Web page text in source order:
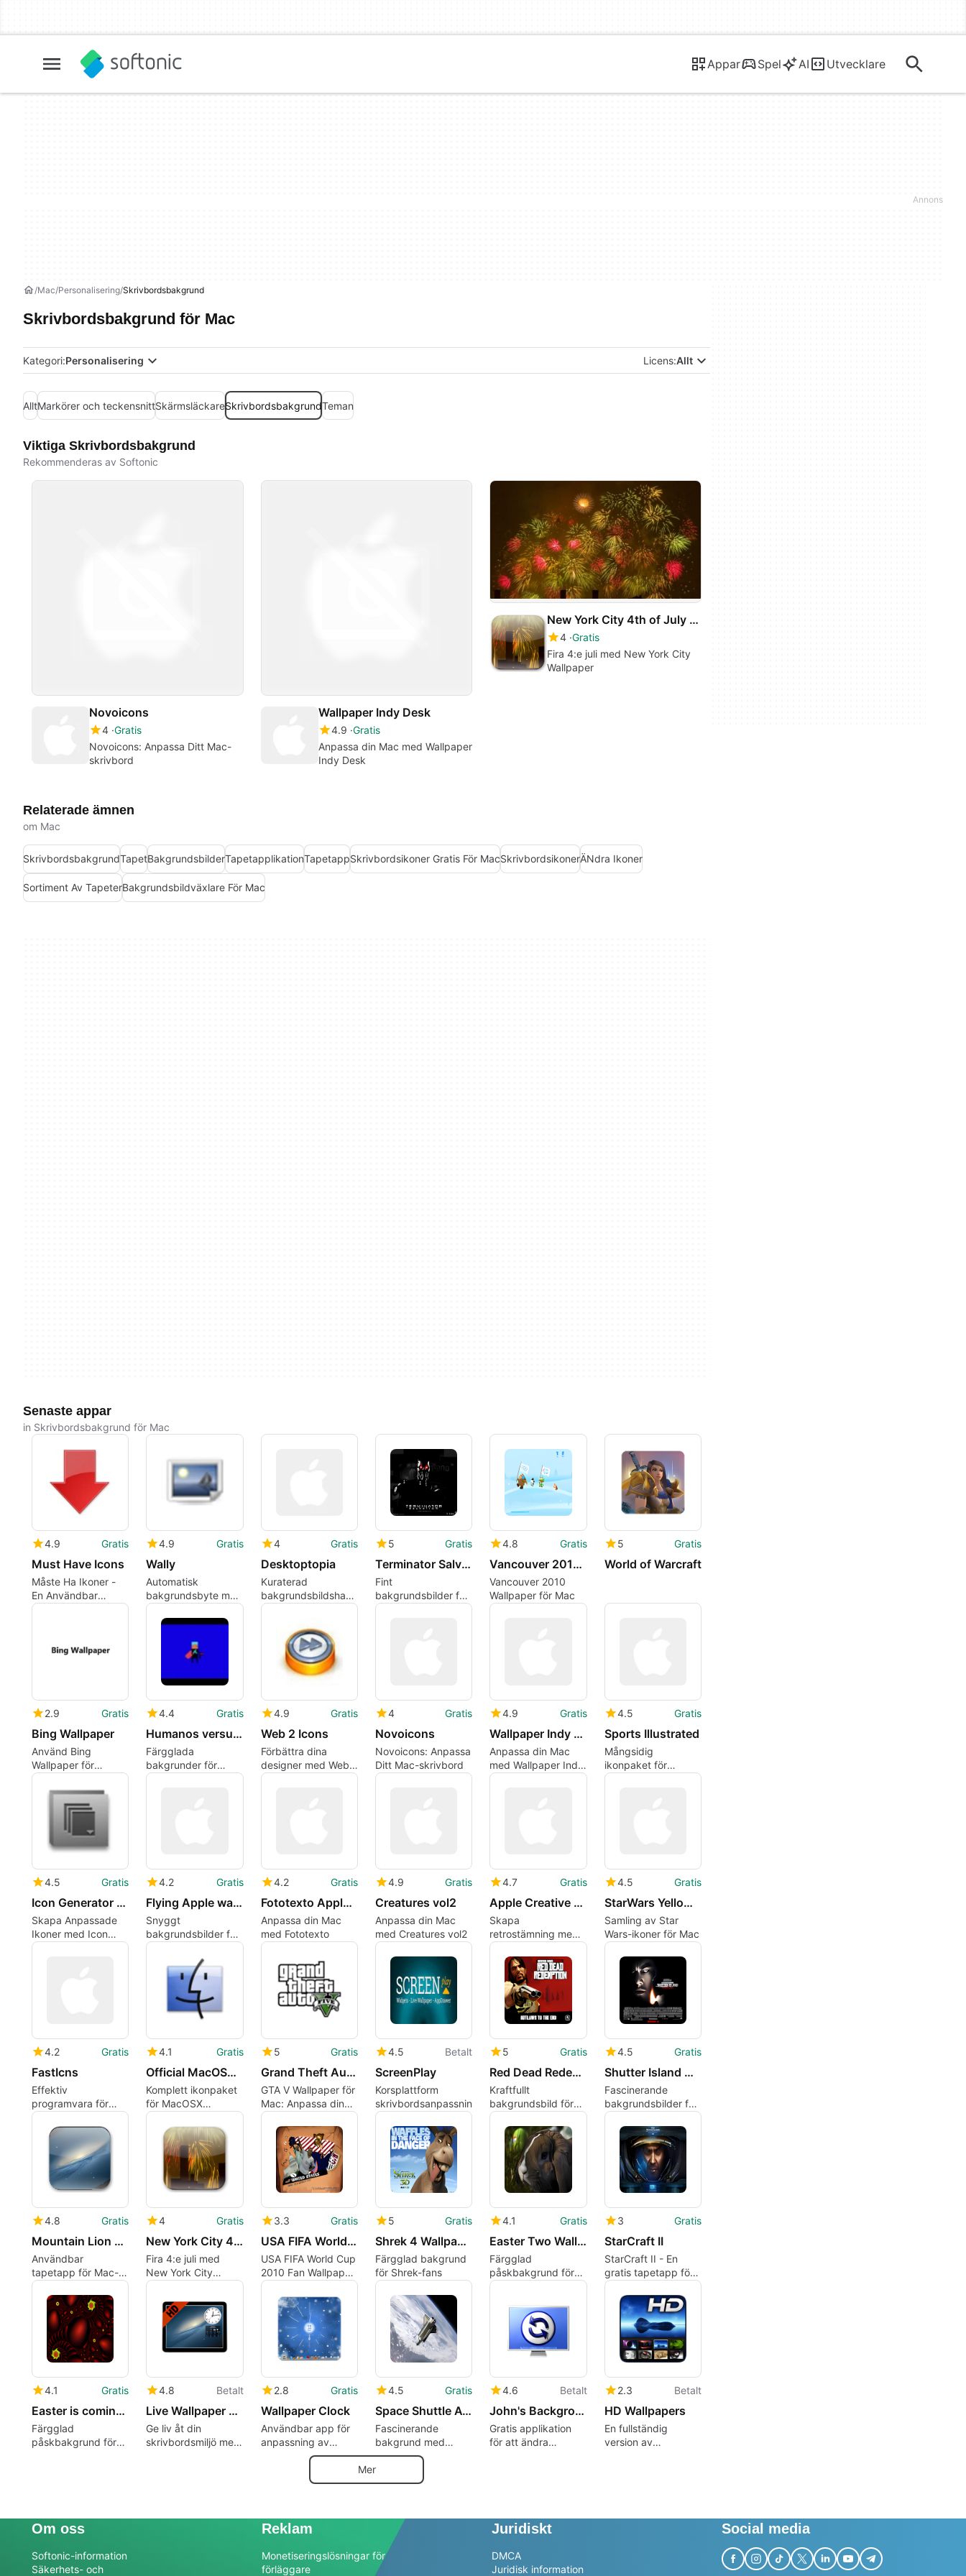
Appar Spel AI Utvecklare
Mac Personalisering Skrivbordsbakgrund
Skrivbordsbakgrund för Mac
Kategori:Personalisering Licens:Allt
AlltMarkörer och teckensnittSkärmsläckareSkrivbordsbakgrundTeman
Viktiga Skrivbordsbakgrund
Rekommenderas av Softonic
Novoicons
4 Gratis
Novoicons: Anpassa Ditt Mac-
skrivbord
Wallpaper Indy Desk
4.9 Gratis
Anpassa din Mac med Wallpaper
Indy Desk
New York City 4th of July Wallpaper
4 Gratis
Fira 4:e juli med New York City
Wallpaper
Relaterade ämnen
om Mac
SkrivbordsbakgrundTapetBakgrundsbilderTapetapplikationTapetappSkrivbordsikoner Gratis För MacSkrivbordsikonerÄNdra Ikoner
Sortiment Av TapeterBakgrundsbildväxlare För Mac
Senaste appar
in Skrivbordsbakgrund för Mac
4.9 Gratis
Must Have Icons
Måste Ha Ikoner -
En Användbar
Ikonpaket
4.9 Gratis
Wally
Automatisk
bakgrundsbyte med
Wally
4 Gratis
Desktoptopia
Kuraterad
bakgrundsbildshanterare
för Mac med
5 Gratis
Terminator Salvation Wallpaper
Fint
bakgrundsbilder för
Mac-användare
4.8 Gratis
Vancouver 2010 Wallpaper 2
Vancouver 2010
Wallpaper för Mac
5 Gratis
World of Warcraft
2.9 Gratis
Bing Wallpaper
Använd Bing
Wallpaper för
dagligt bildbyte
4.4 Gratis
Humanos versusTIASPCyber punk1
Färgglada
bakgrunder för
Mac-användare
4.9 Gratis
Web 2 Icons
Förbättra dina
designer med Web
2-ikoner
4 Gratis
Novoicons
Novoicons: Anpassa
Ditt Mac-skrivbord
4.9 Gratis
Wallpaper Indy Desk
Anpassa din Mac
med Wallpaper Indy
Desk
4.5 Gratis
Sports Illustrated
Mångsidig
ikonpaket för
sportälskare
4.5 Gratis
Icon Generator Pro
Skapa Anpassade
Ikoner med Icon
Generator Pro
4.2 Gratis
Flying Apple wallpaper
Snyggt
bakgrundsbilder för
Mac-användare
4.2 Gratis
Fototexto Apple Logo Wallpaper
Anpassa din Mac
med Fototexto
4.9 Gratis
Creatures vol2
Anpassa din Mac
med Creatures vol2
4.7 Gratis
Apple Creative Retro Wallpaper
Skapa
retrostämning med
Apple Creative
Retro Wallpaper
4.5 Gratis
StarWars YellowIcon Pack
Samling av Star
Wars-ikoner för Mac
4.2 Gratis
FastIcns
Effektiv
programvara för
anpassning av
ikoner
4.1 Gratis
Official MacOSX Leopard Icon Pack
Komplett ikonpaket
för MacOSX
Leopard
5 Gratis
Grand Theft Auto V Wallpaper
GTA V Wallpaper för
Mac: Anpassa din
skärm
4.5 Betalt
ScreenPlay
Korsplattform
skrivbordsanpassningsprogramvara
5 Gratis
Red Dead Redemption Wallpaper
Kraftfullt
bakgrundsbild för
Mac-användare
4.5 Gratis
Shutter Island Wallpaper
Fascinerande
bakgrundsbilder för
Mac-användare
4.8 Gratis
Mountain Lion Galaxy Wallpaper
Användbar
tapetapp för Mac-
användare
4 Gratis
New York City 4th of July Wallpaper
Fira 4:e juli med
New York City
Wallpaper
3.3 Gratis
USA FIFA World Cup 2010 Fan Wallpaper
USA FIFA World Cup
2010 Fan Wallpaper
för Mac
5 Gratis
Shrek 4 Wallpaper: Donkey
Färgglad bakgrund
för Shrek-fans
4.1 Gratis
Easter Two Wallpaper
Färgglad
påskbakgrund för
Mac
3 Gratis
StarCraft II
StarCraft II - En
gratis tapetapp för
Mac
4.1 Gratis
Easter is coming... Wallpaper
Färgglad
påskbakgrund för
4.8 Betalt
Live Wallpaper & Screensaver
Ge liv åt din
skrivbordsmiljö med
2.8 Gratis
Wallpaper Clock
Användbar app för
anpassning av
skrivbordet
4.5 Gratis
Space Shuttle Atlantis Wallpaper
Fascinerande
bakgrund med
rymdtema
4.6 Betalt
John's Background Switcher
Gratis applikation
för att ändra
2.3 Betalt
HD Wallpapers
En fullständig
version av
Mer
Om oss
Softonic-information
Säkerhets- och
Reklam
Monetiseringslösningar för
förläggare
Juridiskt
DMCA
Juridisk information
Social media